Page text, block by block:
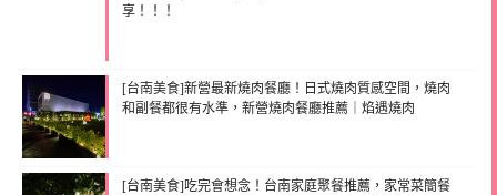
享！！！
[台南美食]新營最新燒肉餐廳！日式燒肉質感空間，燒肉
和副餐都很有水準，新營燒肉餐廳推薦｜焰遇燒肉
[台南美食]吃完會想念！台南家庭聚餐推薦，家常菜簡餐